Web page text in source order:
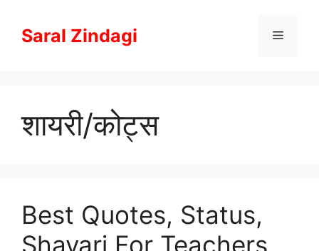
contentSaral Zindagi Menu
शायरी/कोट्स
Best Quotes, Status,
Shayari For Teachers